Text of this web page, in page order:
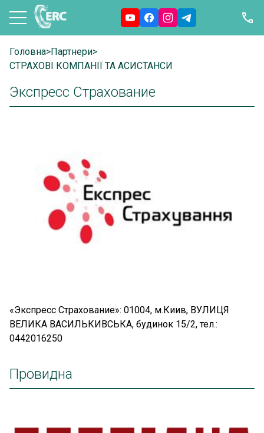
Головна> Партнери>
СТРАХОВІ КОМПАНІЇ ТА АСИСТАНСИ
Экспресс Страхование
«Экспресс Страхование»: 01004, м.Киив, ВУЛИЦЯ
ВЕЛИКА ВАСИЛЬКИВСЬКА, будинок 15/2, тел.:
0442016250
Провидна